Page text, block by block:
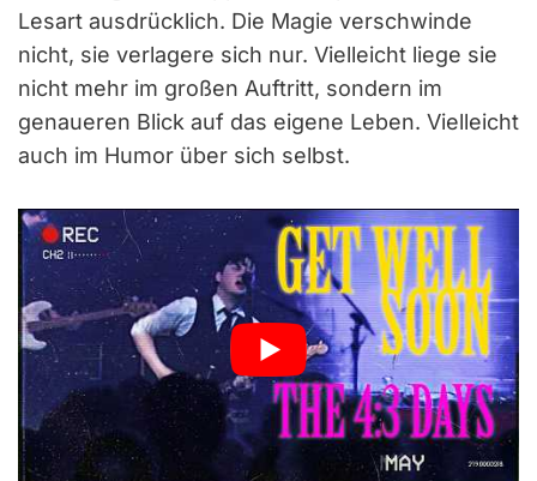
Lesart ausdrücklich. Die Magie verschwinde
nicht, sie verlagere sich nur. Vielleicht liege sie
nicht mehr im großen Auftritt, sondern im
genaueren Blick auf das eigene Leben. Vielleicht
auch im Humor über sich selbst.